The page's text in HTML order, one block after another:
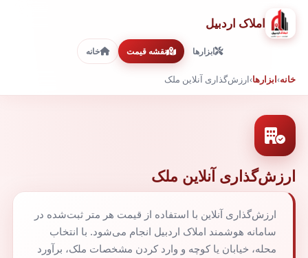
املاک اردبیل
ابزارها نقشه قیمت خانه
خانه›ابزارها›ارزش‌گذاری آنلاین ملک
ارزش‌گذاری آنلاین ملک
ارزش‌گذاری آنلاین با استفاده از قیمت هر متر ثبت‌شده در
سامانه هوشمند املاک اردبیل انجام می‌شود. با انتخاب
محله، خیابان یا کوچه و وارد کردن مشخصات ملک، برآورد